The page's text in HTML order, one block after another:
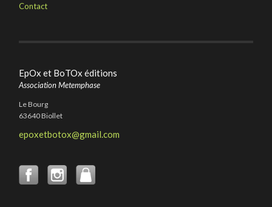
Contact
EpOx et BoTOx éditions
Association Metemphase
Le Bourg
63640 Biollet
epoxetbotox@gmail.com